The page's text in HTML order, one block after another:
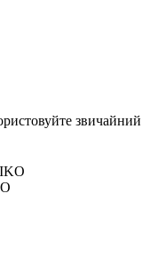
звичайний